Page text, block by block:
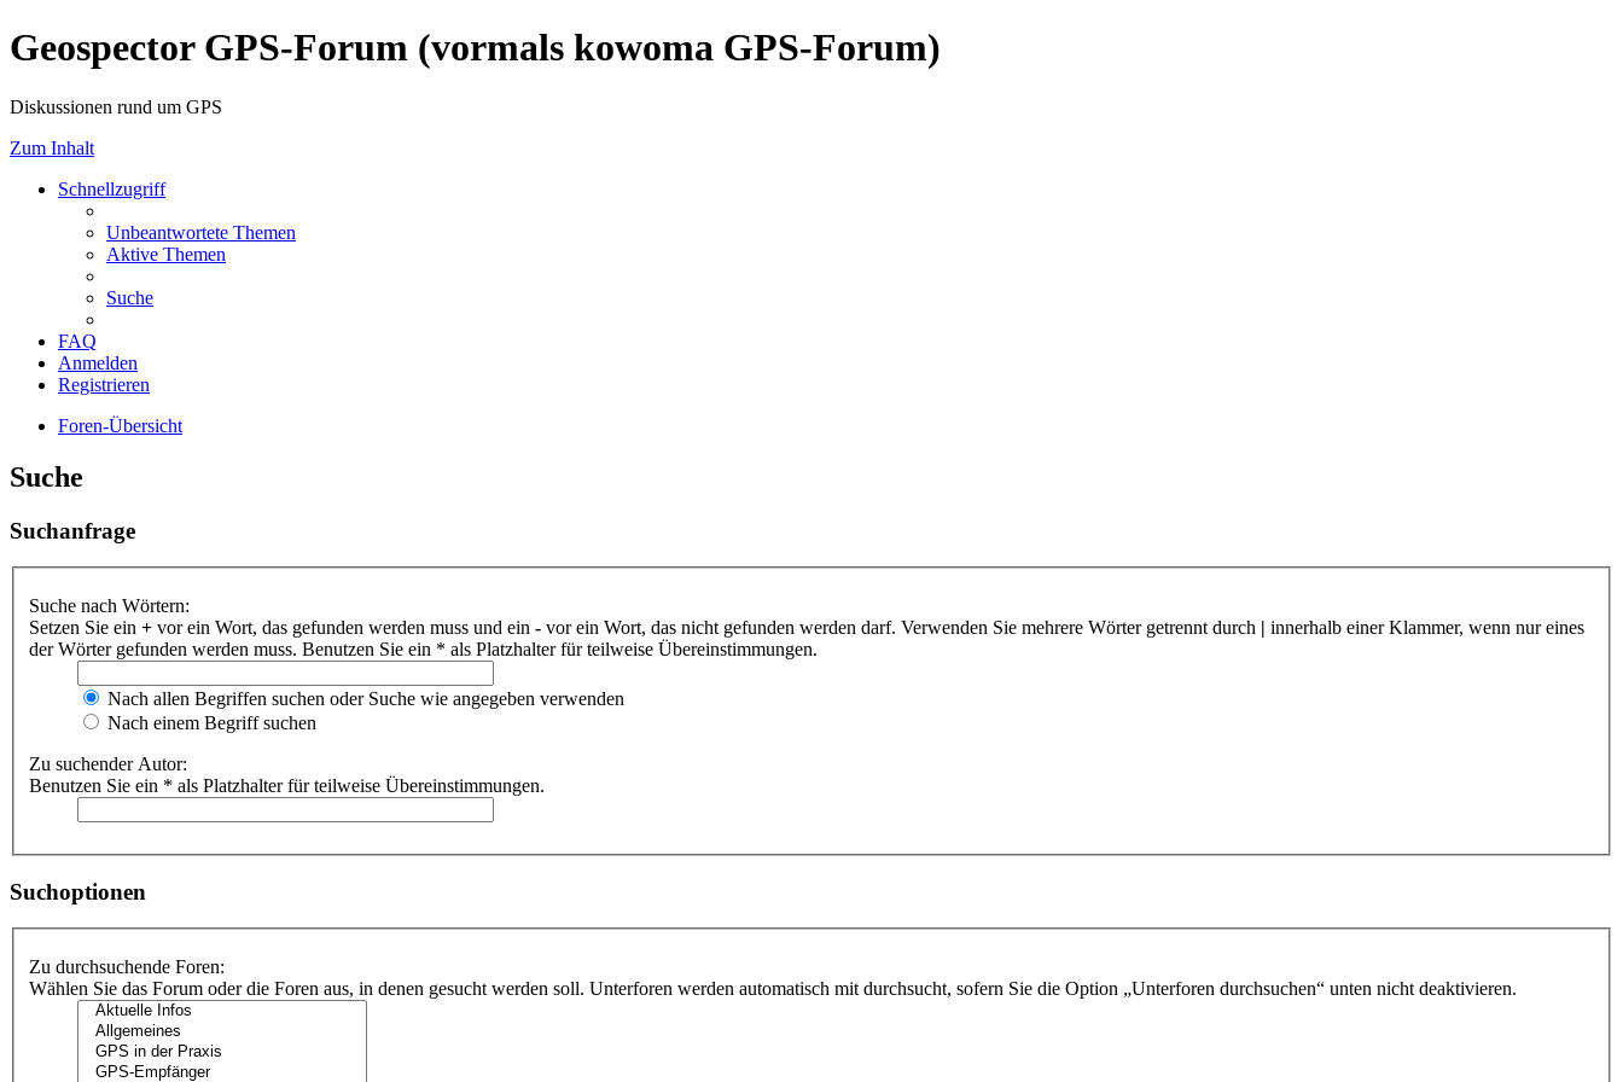
Geospector GPS-Forum (vormals kowoma GPS-Forum)
Diskussionen rund um GPS
Zum Inhalt
Schnellzugriff
Unbeantwortete Themen
Aktive Themen
Suche
FAQ
Anmelden
Registrieren
Foren-Übersicht
Suche
Suchanfrage
Suche nach Wörtern:
Setzen Sie ein + vor ein Wort, das gefunden werden muss und ein - vor ein Wort, das nicht gefunden werden darf. Verwenden Sie mehrere Wörter getrennt durch | innerhalb einer Klammer, wenn nur eines
der Wörter gefunden werden muss. Benutzen Sie ein * als Platzhalter für teilweise Übereinstimmungen.
Nach allen Begriffen suchen oder Suche wie angegeben verwenden
Nach einem Begriff suchen
Zu suchender Autor:
Benutzen Sie ein * als Platzhalter für teilweise Übereinstimmungen.
Suchoptionen
Zu durchsuchende Foren:
Wählen Sie das Forum oder die Foren aus, in denen gesucht werden soll. Unterforen werden automatisch mit durchsucht, sofern Sie die Option „Unterforen durchsuchen“ unten nicht deaktivieren.